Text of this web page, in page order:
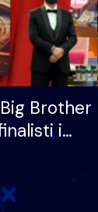
Brother
i